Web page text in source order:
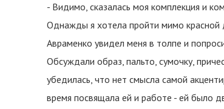
- Видимо, сказалась моя комплекция и
Однажды я хотела пройти мимо красной
Авраменко увидел меня в толпе и
Обсуждали образ, пальто, сумочку,
убедилась, что нет смысла самой
время посвящала ей и работе - ей было